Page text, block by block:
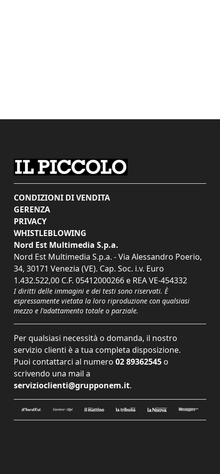
CONDIZIONI DI VENDITA
GERENZA
PRIVACY
WHISTLEBLOWING
Nord Est Multimedia S.p.a.
Nord Est Multimedia S.p.a. - Via Alessandro Poerio,
34, 30171 Venezia (VE). Cap. Soc. i.v. Euro
1.432.522,00 C.F. 05412000266 e REA VE-454332
I diritti delle immagini e dei testi sono riservati. È
espressamente vietata la loro riproduzione con qualsiasi
mezzo e l'adattamento totale o parziale.
Per qualsiasi necessità o domanda, il nostro
servizio clienti è a tua completa disposizione.
Puoi contattarci al numero 02 89362545 o
scrivendo una mail a
servizioclienti@grupponem.it.